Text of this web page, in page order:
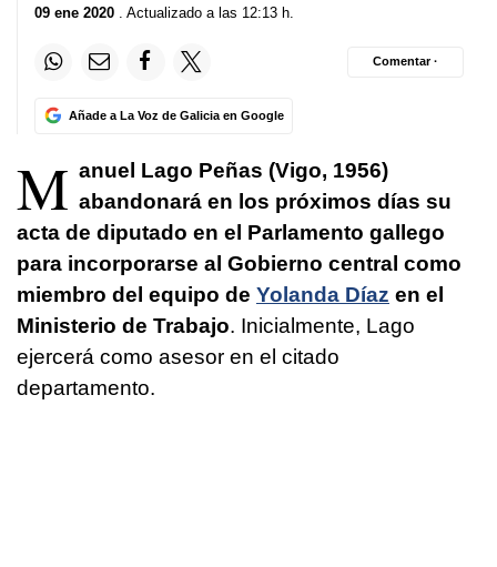
09 ene 2020 . Actualizado a las 12:13 h.
Añade a La Voz de Galicia en Google
Comentar ·
M anuel Lago Peñas (Vigo, 1956)
abandonará en los próximos días su
acta de diputado en el Parlamento gallego
para incorporarse al Gobierno central como
miembro del equipo de Yolanda Díaz en el
Ministerio de Trabajo. Inicialmente, Lago
ejercerá como asesor en el citado
departamento.